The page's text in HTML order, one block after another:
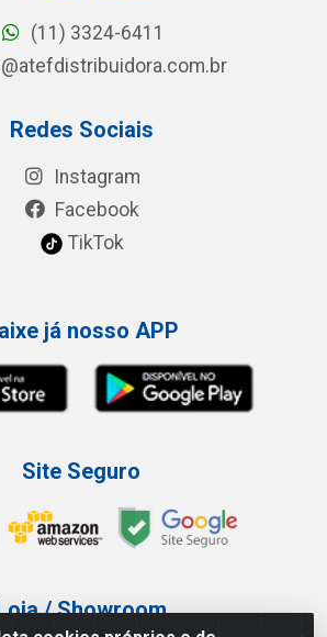
(11) 3324-6411
Redes Sociais
Instagram
Facebook
TikTok
já nosso APP
Site Seguro
/ Showroom